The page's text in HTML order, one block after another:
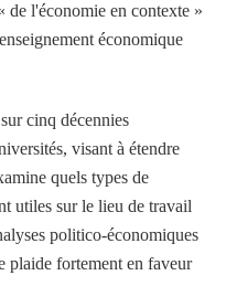
de l'économie en contexte »
économique
cinq décennies
visant à étendre
quels types de
utiles sur le lieu de travail
politico-économiques
plaide fortement en faveur